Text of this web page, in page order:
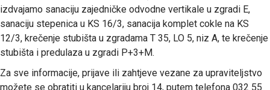
izdvajamo sanaciju zajedničke odvodne vertikale u zgradi E,
sanaciju stepenica u KS 16/3, sanacija komplet cokle na KS
12/3, krečenje stubišta u zgradama T 35, LO 5, niz A, te krečenje
stubišta i predulaza u zgradi P+3+M.
Za sve informacije, prijave ili zahtjeve vezane za upraviteljstvo
možete se obratiti u kancelariju broj 14, putem telefona 032 55